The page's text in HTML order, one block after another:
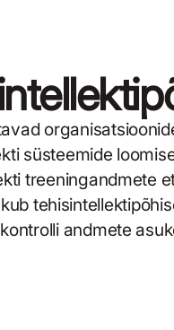
süsteemide
treeningandmete
andmete